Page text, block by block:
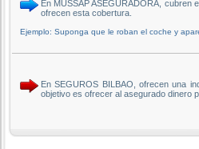
En MUSSAP ASEGURADORA, cubren
ofrecen esta cobertura.
Ejemplo: Suponga que le roban el coche y
En SEGUROS BILBAO, ofrecen una
objetivo es ofrecer al asegurado dinero